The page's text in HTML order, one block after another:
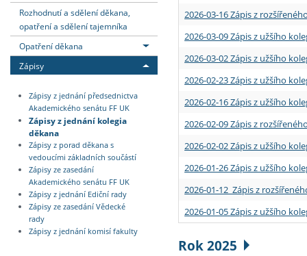
Rozhodnutí a sdělení děkana,
opatření a sdělení tajemníka
Opatření děkana
Zápisy
Zápisy z jednání předsednictva
Akademického senátu FF UK
Zápisy z jednání kolegia
děkana
Zápisy z porad děkana s
vedoucími základních součástí
Zápisy ze zasedání
Akademického senátu FF UK
Zápisy z jednání Ediční rady
Zápisy ze zasedání Vědecké
rady
Zápisy z jednání komisí fakulty
2026-03-16 Zápis z
2026-03-09 Zápis z užšího
2026-03-02 Zápis z užšího
2026-02-23 Zápis z užšího
2026-02-16 Zápis z užšího
2026-02-09 Zápis z
2026-02-02 Zápis z užšího
2026-01-26 Zápis z užšího
2026-01-12 Zápis z
2026-01-05 Zápis z užšího
Rok 2025